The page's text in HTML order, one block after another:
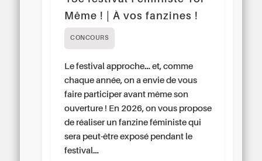
Même ! | À vos fanzines !
CONCOURS
Le festival approche… et, comme
chaque année, on a envie de vous
faire participer avant même son
ouverture ! En 2026, on vous propose
de réaliser un fanzine féministe qui
sera peut-être exposé pendant le
festival…